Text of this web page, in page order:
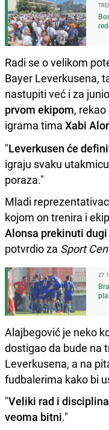
Radi se o velikom
Bayer Leverkusena,
nastupiti već i za
prvom ekipom,
igrama tima Xabi
"Leverkusen će
igraju svaku
poraza."
Mladi
kojom on trenira i
Alonsa prekinuti
potvrdio za Sport
Alajbegović je neko
dostigao da bude na
Leverkusena, a na
fudbalerima kako bi
"Veliki rad i
veoma bitni."